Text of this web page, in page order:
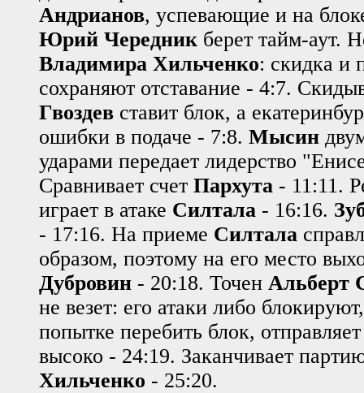
Андрианов, успевающие и на
Юрий Чередник берет тайм-аут.
Владимира Хильченко: скидка и
сохраняют отставание - 4:7.
Гвоздев ставит блок, а
ошибки в подаче - 7:8. Мысин
ударами передает лидерство
Сравнивает счет Пархута - 11:11.
играет в атаке Силтала - 16:16.
- 17:16. На приеме Силтала
образом, поэтому на его место
Дубровин - 20:18. Точен Альберт
не везет: его атаки либо
попытке перебить блок,
высоко - 24:19. Заканчивает
Хильченко - 25:20.